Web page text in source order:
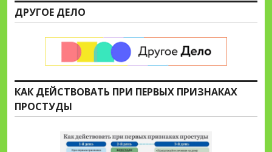
ДРУГОЕ ДЕЛО
КАК ДЕЙСТВОВАТЬ ПРИ ПЕРВЫХ ПРИЗНАКАХ
ПРОСТУДЫ